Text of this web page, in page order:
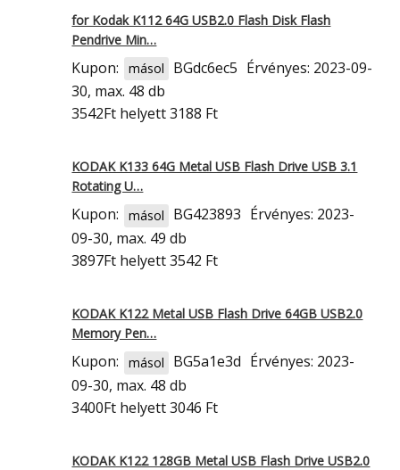
for Kodak K112 64G USB2.0 Flash Disk Flash
Pendrive Min…
Kupon: másol BGdc6ec5 Érvényes: 2023-09-
30, max. 48 db
3542Ft helyett 3188 Ft
KODAK K133 64G Metal USB Flash Drive USB 3.1
Rotating U…
Kupon: másol BG423893 Érvényes: 2023-
09-30, max. 49 db
3897Ft helyett 3542 Ft
KODAK K122 Metal USB Flash Drive 64GB USB2.0
Memory Pen…
Kupon: másol BG5a1e3d Érvényes: 2023-
09-30, max. 48 db
3400Ft helyett 3046 Ft
KODAK K122 128GB Metal USB Flash Drive USB2.0